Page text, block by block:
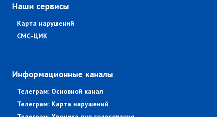
Наши сервисы
Карта нарушений
СМС-ЦИК
Информационные каналы
Телеграм: Основной канал
Телеграм: Карта нарушений